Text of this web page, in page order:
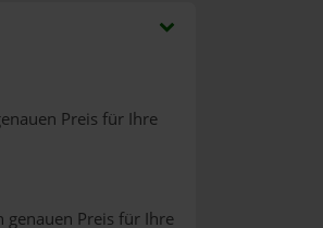
Preis für Ihre
genauen Preis für Ihre